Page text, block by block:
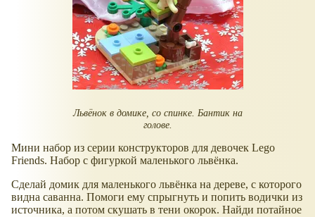
Львёнок в домике, со спинке. Бантик на
голове.
Мини набор из серии конструкторов для девочек Lego
Friends. Набор с фигуркой маленького львёнка.
Сделай домик для маленького львёнка на дереве, с которого
видна саванна. Помоги ему спрыгнуть и попить водички из
источника, а потом скушать в тени окорок. Найди потайное